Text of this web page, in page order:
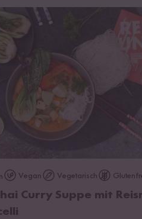
zum
Vegan Vegetarisch
Curry Suppe mit